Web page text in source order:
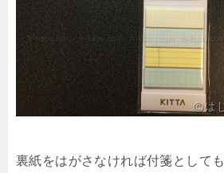
裏紙をはがさなければ付箋として